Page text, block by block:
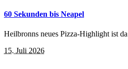
60 Sekunden bis Neapel
Heilbronns neues Pizza-Highlight ist da
15. Juli 2026